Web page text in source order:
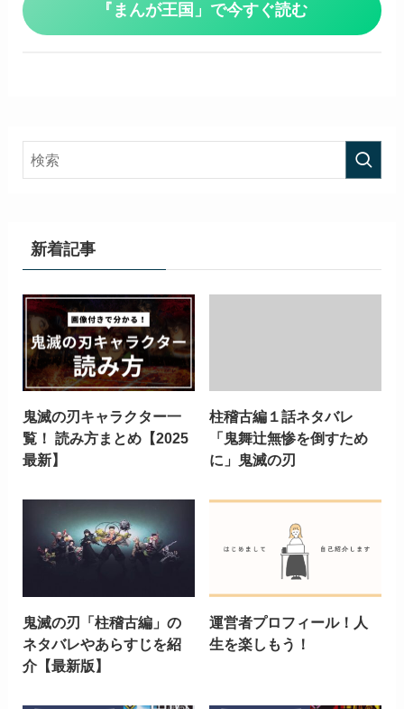
『まんが王国」で今すぐ読む
新着記事
鬼滅の刃キャラクター一
覧！ 読み方まとめ【2025
最新】
柱稽古編１話ネタバレ
「鬼舞辻無惨を倒すため
に」鬼滅の刃
鬼滅の刃「柱稽古編」の
ネタバレやあらすじを紹
介【最新版】
運営者プロフィール！人
生を楽しもう！